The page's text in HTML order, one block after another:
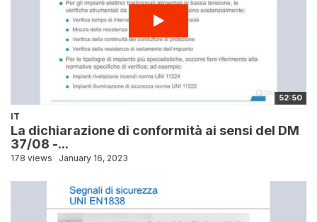
52:50
IT
La dichiarazione di conformità ai sensi del DM
37/08 -...
178 views January 16, 2023